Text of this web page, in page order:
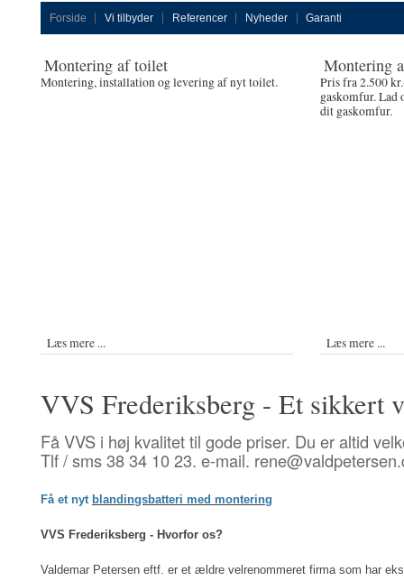
Forside Vi tilbyder Referencer Nyheder Garanti
Læs mere ...
Montering af toilet
Montering, installation og levering af nyt toilet.
Læs mere ...
Montering
Pris fra 2.500
gaskomfur.
dit gaskomfur.
VVS Frederiksberg - Et sikkert
Få VVS i høj kvalitet til gode priser. Du er altid
Tlf / sms 38 34 10 23. e-mail.
Få et nyt blandingsbatteri med montering
VVS Frederiksberg - Hvorfor os?
Valdemar Petersen eftf. er et ældre velrenommeret firma som har